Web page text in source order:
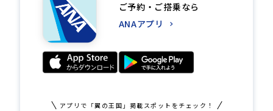
ご予約・ご搭乗なら
ANAアプリ
アプリで「翼の王国」掲載スポットをチェック！